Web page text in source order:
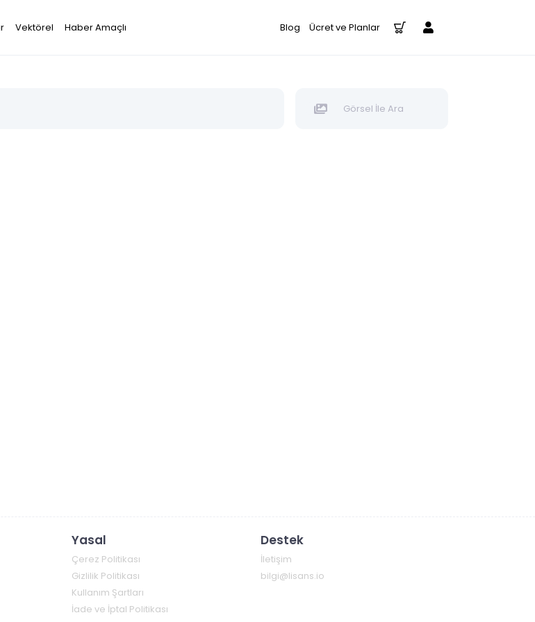
Vektörel Haber Amaçlı Blog Ücret ve Planlar
Görsel İle Ara
Yasal
Çerez Politikası
Gizlilik Politikası
Kullanım Şartları
İade ve İptal Politikası
Destek
İletişim
bilgi@lisans.io